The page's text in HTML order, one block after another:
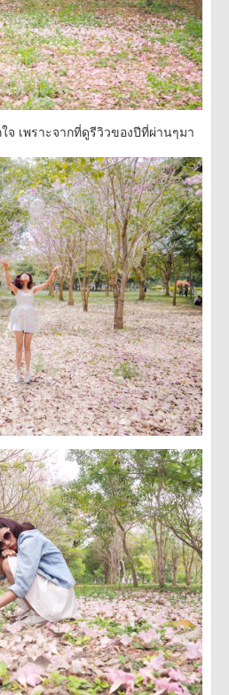
เพราะจากที่ดูรีวิวของปีที่ผ่านๆมา